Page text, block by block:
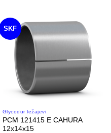
SKF
Glycodur ležajevi
PCM 121415 E CAHURA
12x14x15